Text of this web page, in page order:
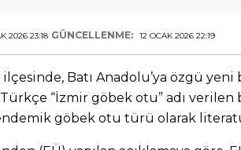
2026 23:18 GÜNCELLENME: 12 OCAK 2026 22:19
Batı Anadolu’ya özgü
“İzmir göbek otu” adı verilen
göbek otu türü olarak